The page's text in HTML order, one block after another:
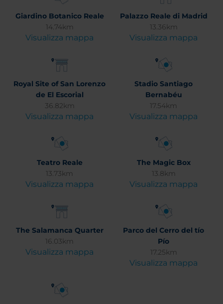
Giardino Botanico Reale
14.74km
Visualizza mappa
Palazzo Reale di Madrid
13.36km
Visualizza mappa
Royal Site of San Lorenzo
de El Escorial
36.82km
Visualizza mappa
Stadio Santiago
Bernabéu
17.54km
Visualizza mappa
Teatro Reale
13.73km
Visualizza mappa
The Magic Box
13.8km
Visualizza mappa
The Salamanca Quarter
16.03km
Visualizza mappa
Parco del Cerro del tío
Pío
17.25km
Visualizza mappa